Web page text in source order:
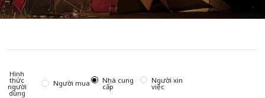
Hình
thức
người
dùng
Người mua Nhà cung
cấp
Người xin
việc